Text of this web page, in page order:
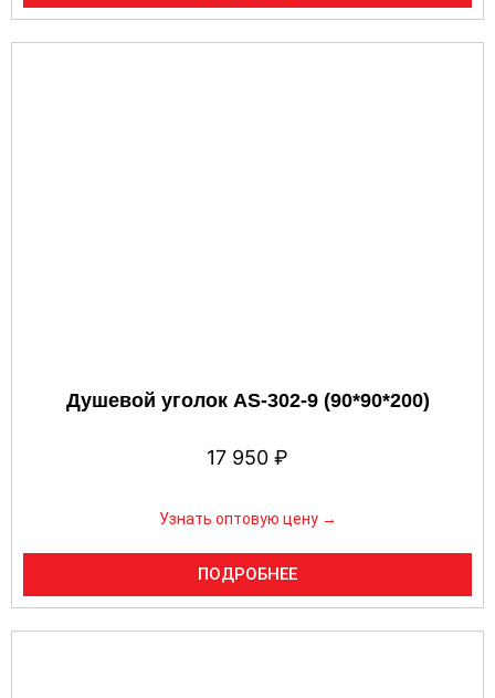
Душевой уголок AS-302-9 (90*90*200)
17 950 ₽
Узнать оптовую цену →
ПОДРОБНЕЕ